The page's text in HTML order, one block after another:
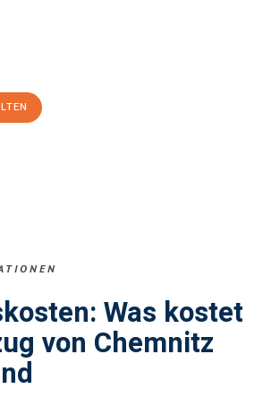
Was kostet
von Chemnitz